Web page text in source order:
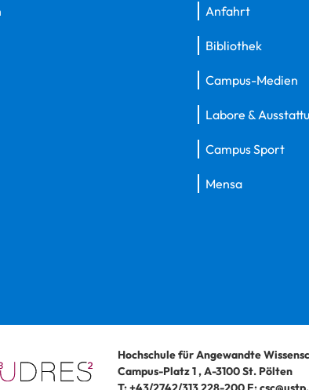
Anfahrt
Bibliothek
Campus-Medien
Labore &
Campus Sport
Mensa
Hochschule für Angewandte
Campus-Platz 1,A-3100St. Pölten